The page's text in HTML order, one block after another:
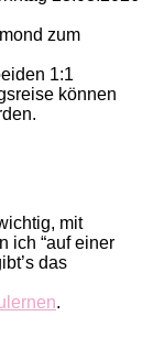
zum
1:1
können
mit
ich “auf einer
das
.